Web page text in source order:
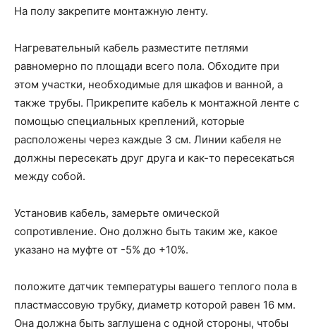
На полу закрепите монтажную ленту.
Нагревательный кабель разместите петлями
равномерно по площади всего пола. Обходите при
этом участки, необходимые для шкафов и ванной, а
также трубы. Прикрепите кабель к монтажной ленте с
помощью специальных креплений, которые
расположены через каждые 3 см. Линии кабеля не
должны пересекать друг друга и как-то пересекаться
между собой.
Установив кабель, замерьте омической
сопротивление. Оно должно быть таким же, какое
указано на муфте от -5% до +10%.
положите датчик температуры вашего теплого пола в
пластмассовую трубку, диаметр которой равен 16 мм.
Она должна быть заглушена с одной стороны, чтобы